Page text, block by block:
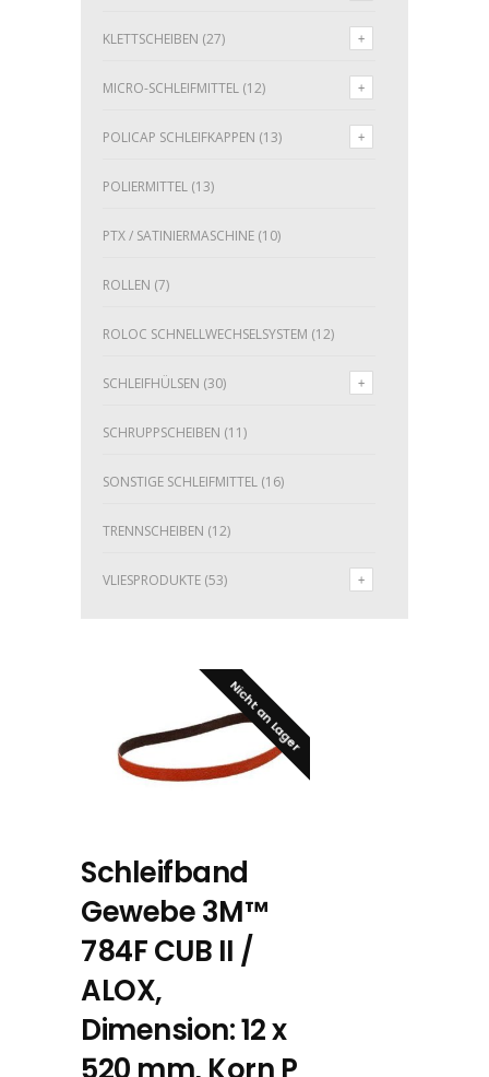
KLETTSCHEIBEN (27)
MICRO-SCHLEIFMITTEL (12)
POLICAP SCHLEIFKAPPEN (13)
POLIERMITTEL (13)
PTX / SATINIERMASCHINE (10)
ROLLEN (7)
ROLOC SCHNELLWECHSELSYSTEM (12)
SCHLEIFHÜLSEN (30)
SCHRUPPSCHEIBEN (11)
SONSTIGE SCHLEIFMITTEL (16)
TRENNSCHEIBEN (12)
VLIESPRODUKTE (53)
Nicht an Lager
Schleifband
Gewebe 3M™
784F CUB II /
ALOX,
Dimension: 12 x